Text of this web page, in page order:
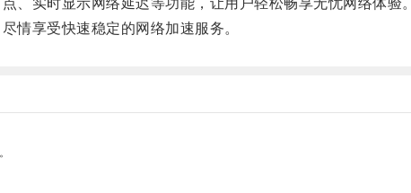
实时显示网络延迟等功能，让用户轻松畅享无忧网络体验。
享受快速稳定的网络加速服务。